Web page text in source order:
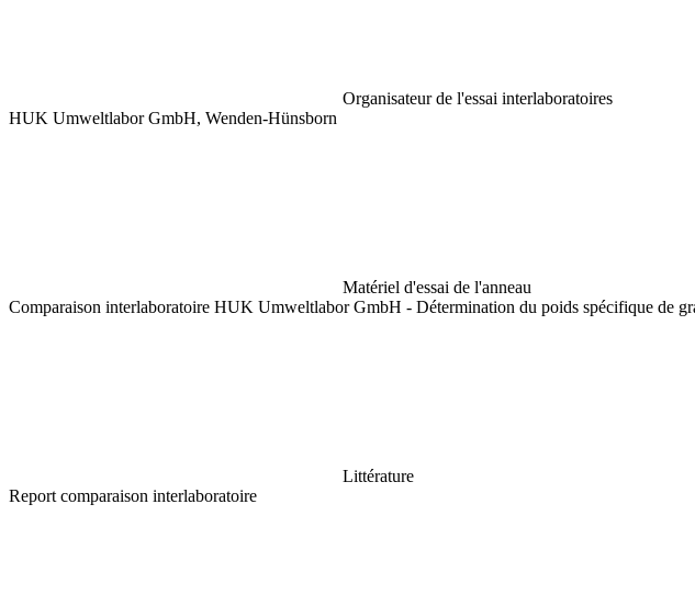
Organisateur de l'essai interlaboratoires
HUK Umweltlabor GmbH, Wenden-Hünsborn
Matériel d'essai de l'anneau
Comparaison interlaboratoire HUK Umweltlabor GmbH - Détermination du poids spécifique de
Littérature
Report comparaison interlaboratoire